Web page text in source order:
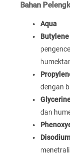
Bahan
Aqua
dengan
dan